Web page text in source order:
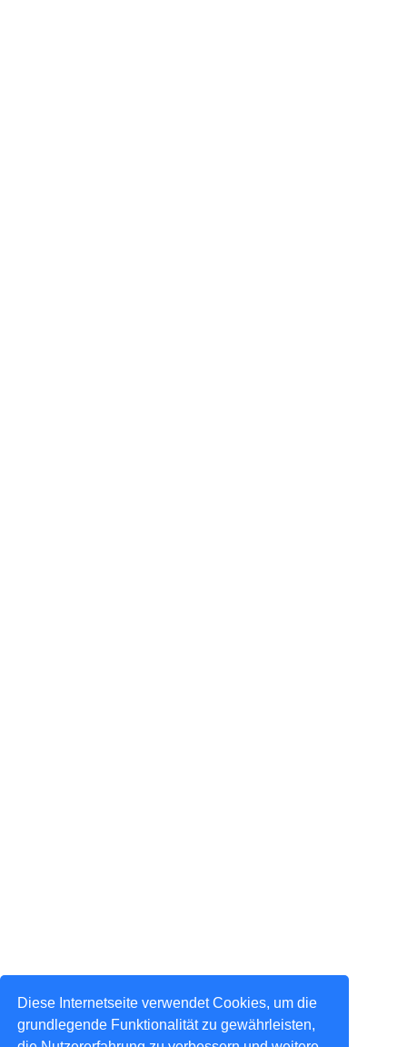
Diese Internetseite verwendet Cookies, um die
grundlegende Funktionalität zu gewährleisten,